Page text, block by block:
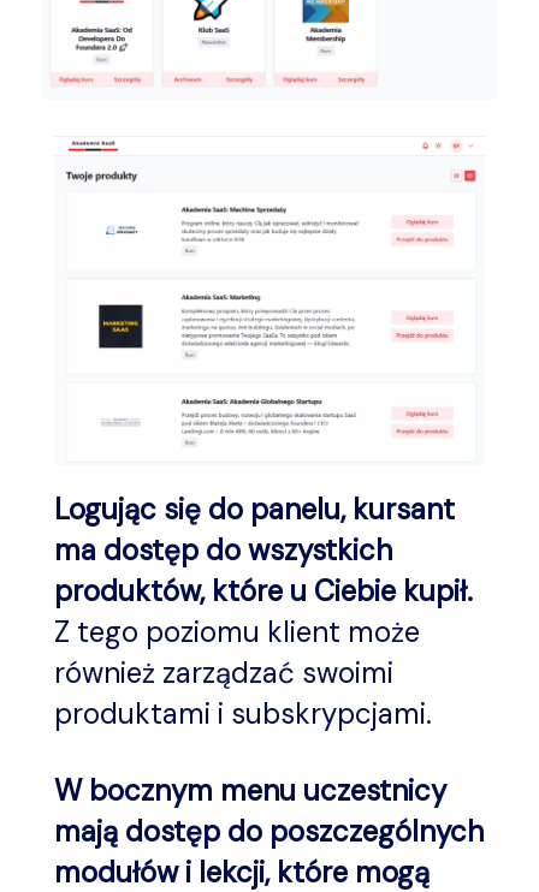
Logując się do panelu, kursant
ma dostęp do wszystkich
produktów, które u Ciebie kupił.
Z tego poziomu klient może
również zarządzać swoimi
produktami i subskrypcjami.
W bocznym menu uczestnicy
mają dostęp do poszczególnych
modułów i lekcji, które mogą